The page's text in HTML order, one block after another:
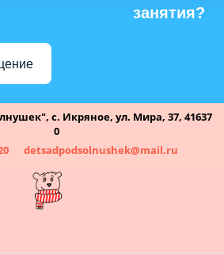
занятия?
, с. Икряное, ул. Мира, 37, 41637
0
detsadpodsolnushek@mail.ru